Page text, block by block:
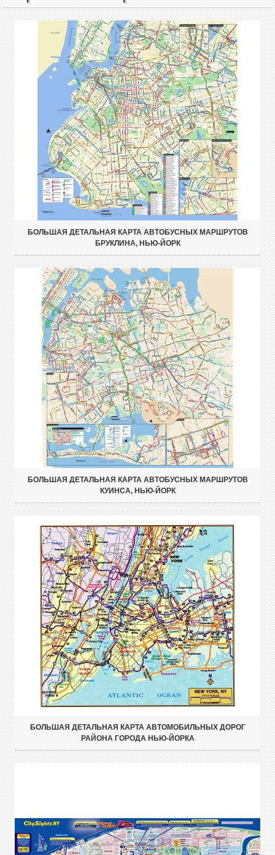
БОЛЬШАЯ ДЕТАЛЬНАЯ КАРТА АВТОБУСНЫХ МАРШРУТОВ
БРУКЛИНА, НЬЮ-ЙОРК
БОЛЬШАЯ ДЕТАЛЬНАЯ КАРТА АВТОБУСНЫХ МАРШРУТОВ
КУИНСА, НЬЮ-ЙОРК
БОЛЬШАЯ ДЕТАЛЬНАЯ КАРТА АВТОМОБИЛЬНЫХ ДОРОГ
РАЙОНА ГОРОДА НЬЮ-ЙОРКА